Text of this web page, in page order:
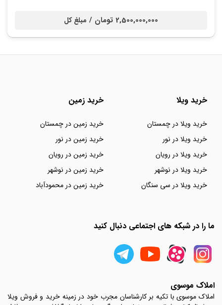
2,500,000,000 تومان / مبلغ کل
خرید ویلا
خرید ویلا در چمستان
خرید ویلا در نور
خرید ویلا در رویان
خرید ویلا در نوشهر
خرید ویلا در سی سنگان
خرید زمین
خرید زمین در چمستان
خرید زمین در نور
خرید زمین در رویان
خرید زمین در نوشهر
خرید زمین در محمودآباد
ما را در شبکه های اجتماعی دنبال کنید
املاک موسوی
املاک موسوی با تکیه بر کارشناسان مجرب خود در زمینه خرید و فروش ویلا